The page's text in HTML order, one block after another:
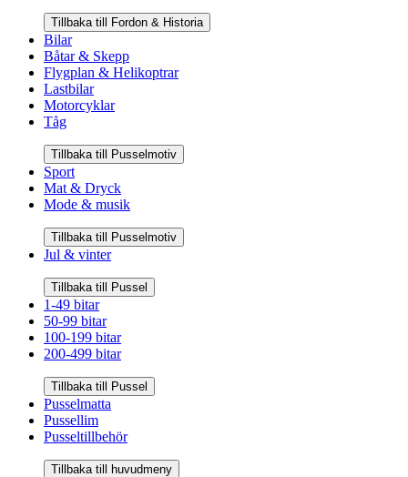
Tillbaka till Fordon & Historia
Bilar
Båtar & Skepp
Flygplan & Helikoptrar
Lastbilar
Motorcyklar
Tåg
Tillbaka till Pusselmotiv
Sport
Mat & Dryck
Mode & musik
Tillbaka till Pusselmotiv
Jul & vinter
Tillbaka till Pussel
1-49 bitar
50-99 bitar
100-199 bitar
200-499 bitar
Tillbaka till Pussel
Pusselmatta
Pussellim
Pusseltillbehör
Tillbaka till huvudmeny